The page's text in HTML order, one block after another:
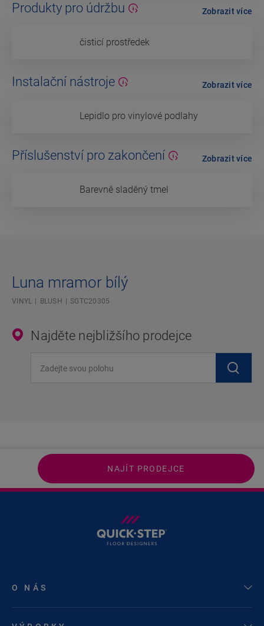
Produkty pro údržbu
čisticí prostředek
Zobrazit více
Instalační nástroje
Lepidlo pro vinylové podlahy
Zobrazit více
Příslušenství pro zakončení
Barevně sladěný tmel
Zobrazit více
Luna mramor bílý
VINYL BLUSH SGTC20305
Najděte nejbližšího prodejce
NAJÍT PRODEJCE
O NÁS